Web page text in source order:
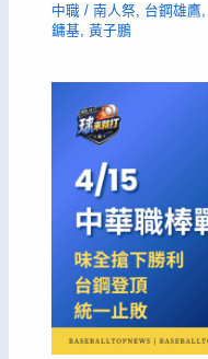
中職 /南人祭 台鋼雄鷹
鏞基 ,黃子鵬